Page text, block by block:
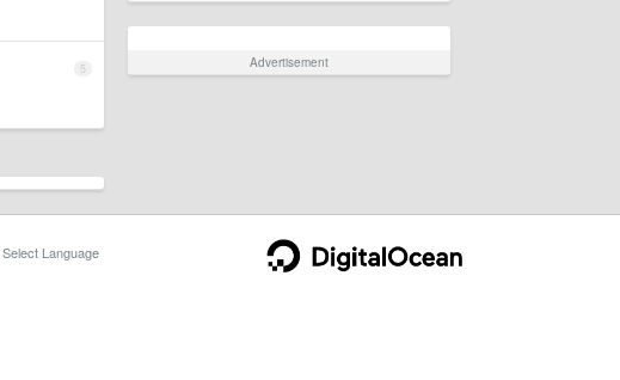
Advertisement
5
Select Language